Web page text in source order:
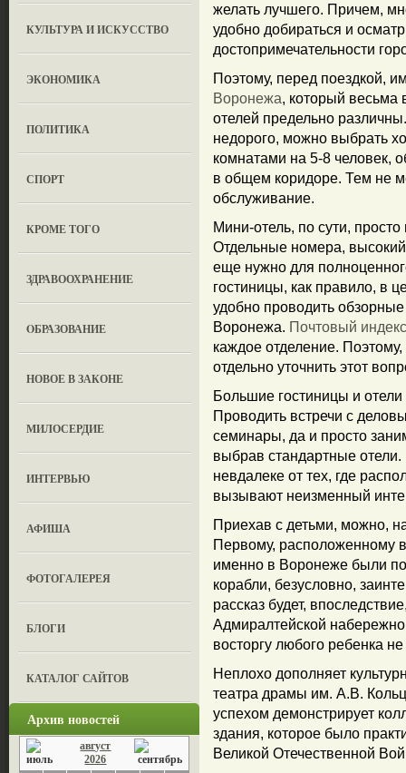
КУЛЬТУРА И ИСКУССТВО
ЭКОНОМИКА
ПОЛИТИКА
СПОРТ
КРОМЕ ТОГО
ЗДРАВООХРАНЕНИЕ
OБРАЗОВАНИЕ
НОВОЕ В ЗАКОНЕ
МИЛОСЕРДИЕ
ИНТЕРВЬЮ
АФИША
ФОТОГАЛЕРЕЯ
БЛОГИ
КАТАЛОГ САЙТОВ
Архив новостей
август
2026
желать лучшего. Причем,
удобно добираться и
достопримечательности
Поэтому, перед поездкой,
Воронежа, который весьма
отелей предельно
недорого, можно выбрать
комнатами на 5-8 человек,
в общем коридоре. Тем не
обслуживание.
Мини-отель, по сути,
Отдельные номера,
еще нужно для
гостиницы, как правило, в
удобно проводить
Воронежа. Почтовый
каждое отделение. Поэтому,
отдельно уточнить этот
Большие гостиницы и отели
Проводить встречи с
семинары, да и просто
выбрав стандартные
невдалеке от тех, где
вызывают неизменный
Приехав с детьми, можно,
Первому, расположенному
именно в Воронеже были
корабли, безусловно,
рассказ будет,
Адмиралтейской
восторгу любого ребенка
Неплохо дополняет
театра драмы им. А.В.
успехом демонстрирует
здания, которое было
Великой Отечественной